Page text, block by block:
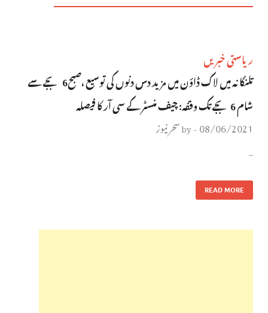
ریاستی خبریں
تلنگانہ میں لاک ڈاؤن میں مزید دس دنوں کی توسیع ،صبح6 بجے سے
شام 6بجے تک وقفہ: چیف منسٹر کے سی آر کا فیصلہ
08/06/2021
-
byسحر نیوز
…
READ MORE